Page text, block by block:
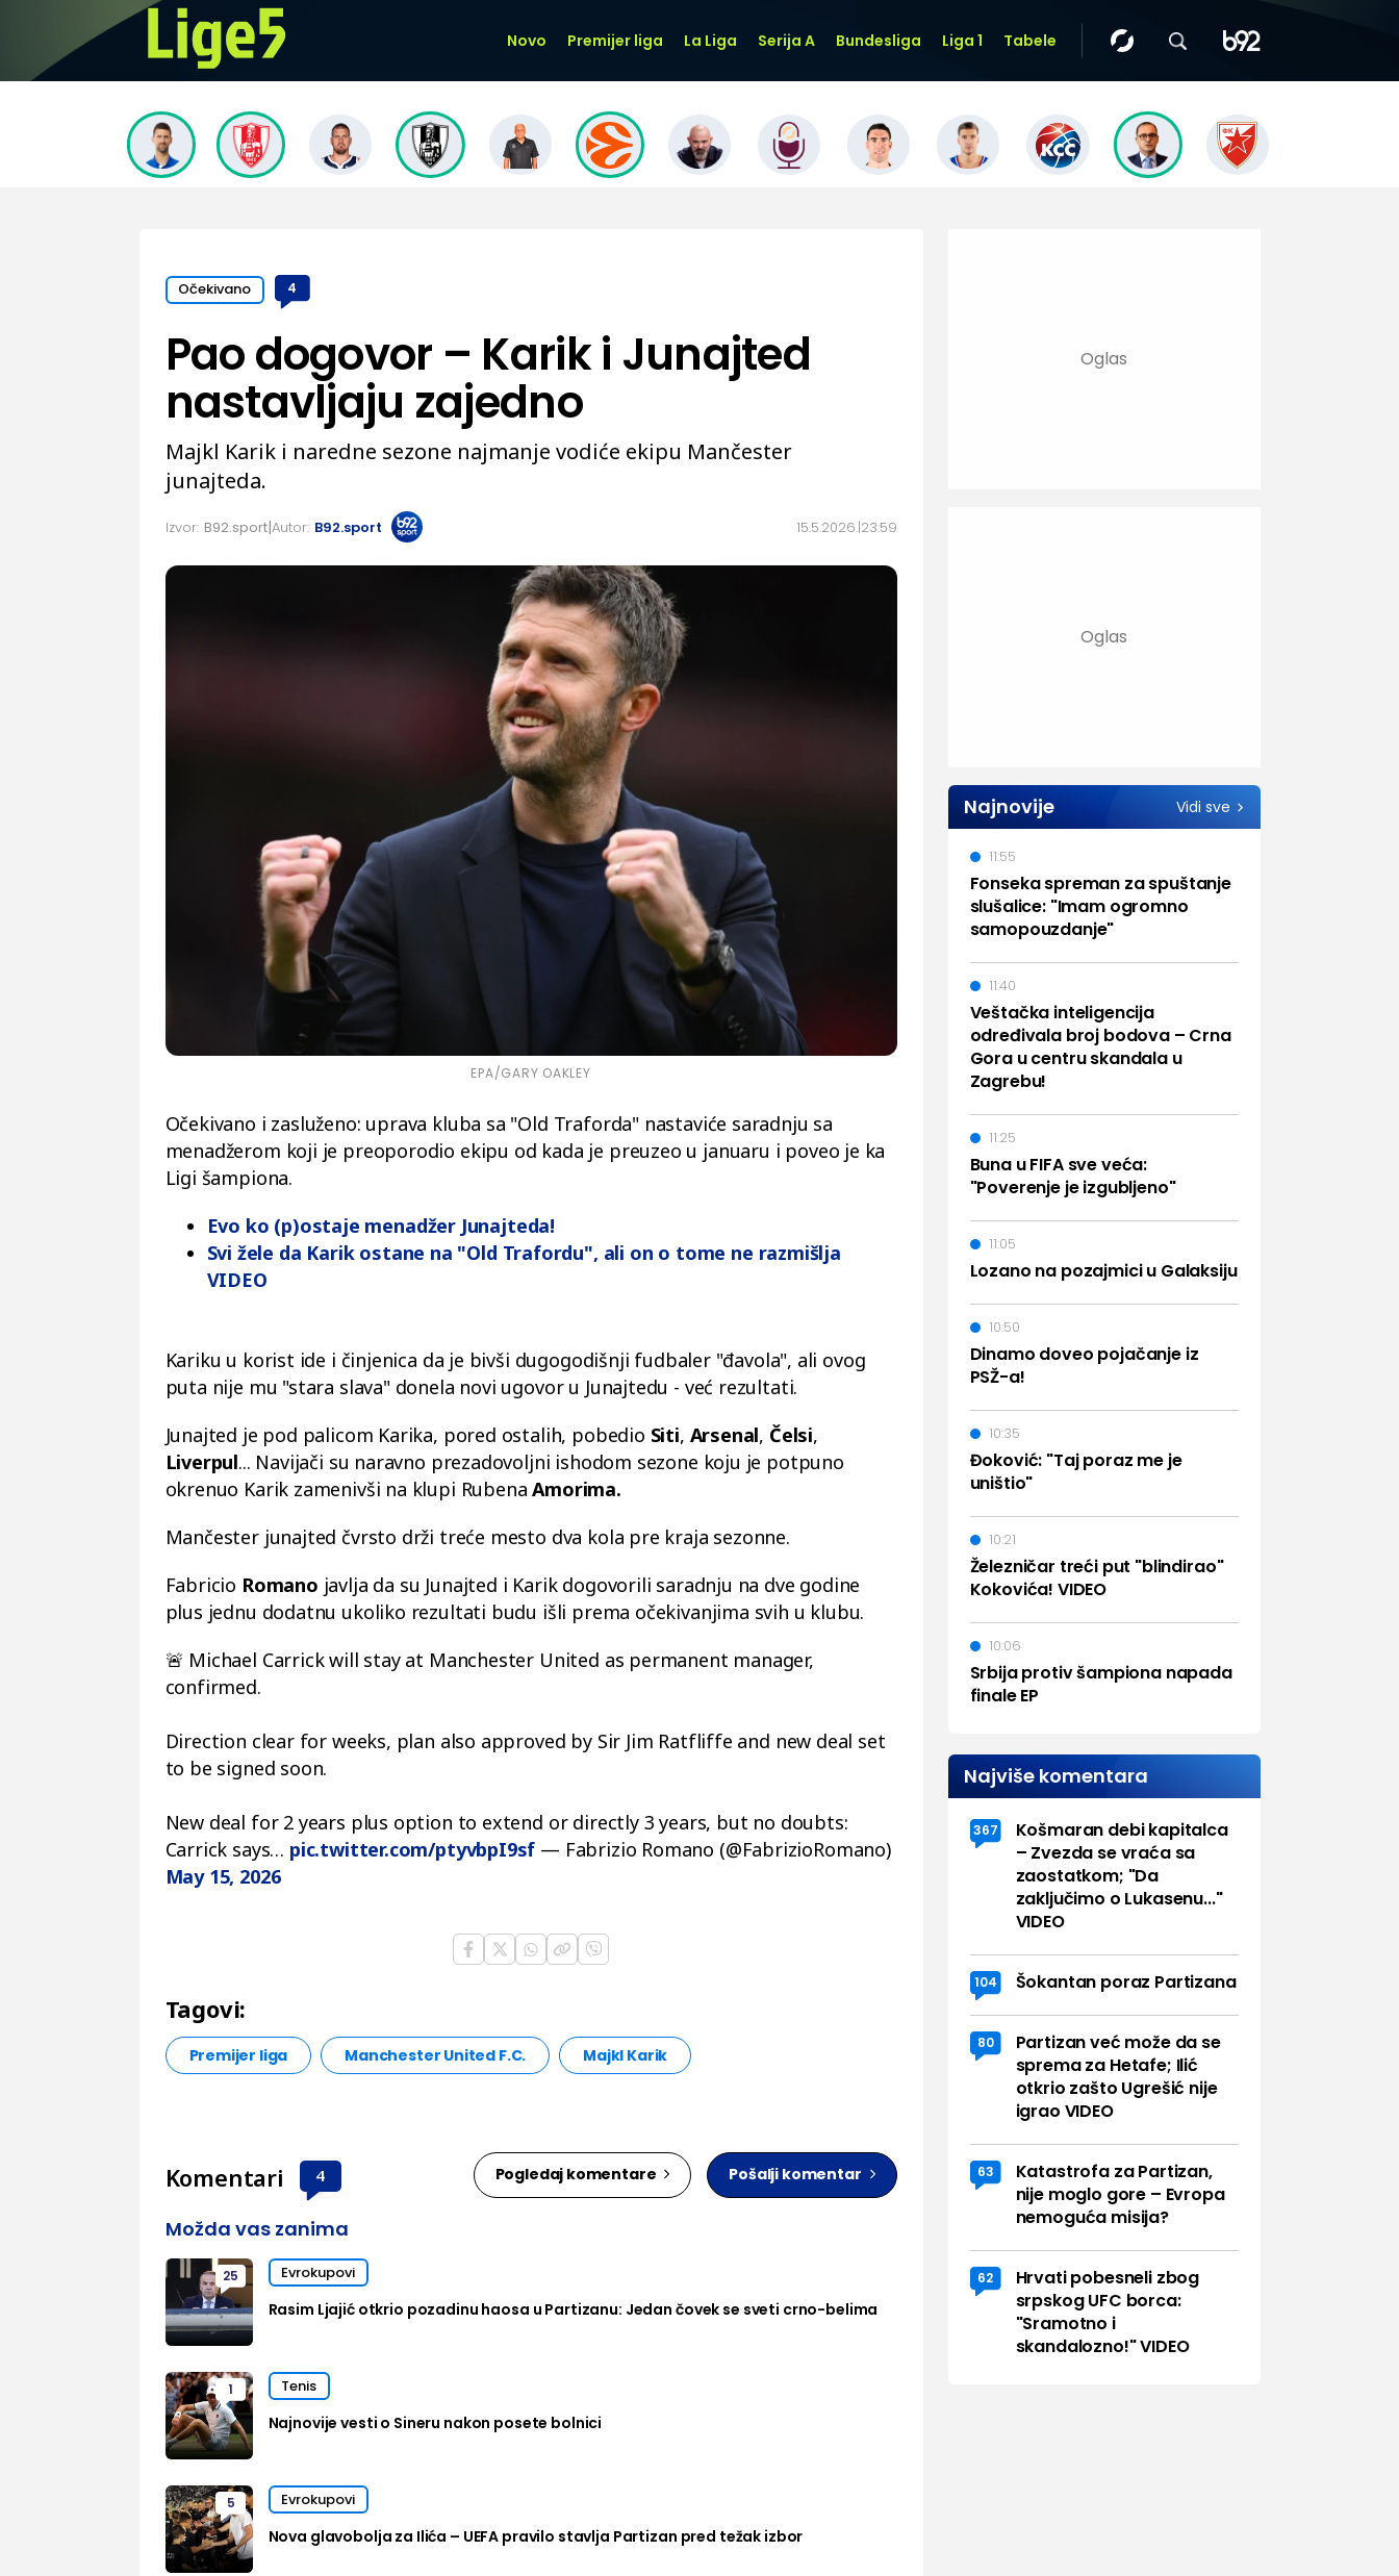
Novo Premijer liga La Liga Serija A Bundesliga Liga 1 Tabele
Očekivano 4
15.5.2026. 23:59
Pao dogovor – Karik i Junajted
nastavljaju zajedno
Majkl Karik i naredne sezone najmanje vodiće ekipu Mančester
junajteda.
Izvor: B92.sport Autor: B92.sport
EPA/GARY OAKLEY
Očekivano i zasluženo: uprava kluba sa "Old Traforda" nastaviće saradnju sa
menadžerom koji je preoporodio ekipu od kada je preuzeo u januaru i poveo je ka
Ligi šampiona.
Evo ko (p)ostaje menadžer Junajteda!
Svi žele da Karik ostane na "Old Trafordu", ali on o tome ne razmišlja
VIDEO
Kariku u korist ide i činjenica da je bivši dugogodišnji fudbaler "đavola", ali ovog
puta nije mu "stara slava" donela novi ugovor u Junajtedu - već rezultati.
Junajted je pod palicom Karika, pored ostalih, pobedio Siti, Arsenal, Čelsi,
Liverpul... Navijači su naravno prezadovoljni ishodom sezone koju je potpuno
okrenuo Karik zamenivši na klupi Rubena Amorima.
Mančester junajted čvrsto drži treće mesto dva kola pre kraja sezonne.
Fabricio Romano javlja da su Junajted i Karik dogovorili saradnju na dve godine
plus jednu dodatnu ukoliko rezultati budu išli prema očekivanjima svih u klubu.
🚨 Michael Carrick will stay at Manchester United as permanent manager,
confirmed.
Direction clear for weeks, plan also approved by Sir Jim Ratfliffe and new deal set
to be signed soon.
New deal for 2 years plus option to extend or directly 3 years, but no doubts:
Carrick says… pic.twitter.com/ptyvbpI9sf — Fabrizio Romano (@FabrizioRomano)
May 15, 2026
Tagovi:
Premijer liga Manchester United F.C. Majkl Karik
Komentari 4 Pogledaj komentare Pošalji komentar
Možda vas zanima
25 Evrokupovi
Rasim Ljajić otkrio pozadinu haosa u Partizanu: Jedan čovek se sveti crno-belima
1 Tenis
Najnovije vesti o Sineru nakon posete bolnici
5 Evrokupovi
Nova glavobolja za Ilića – UEFA pravilo stavlja Partizan pred težak izbor
Najnovije Vidi sve
Fonseka spreman za spuštanje
slušalice: "Imam ogromno
samopouzdanje"
11:55
Veštačka inteligencija
određivala broj bodova – Crna
Gora u centru skandala u
Zagrebu!
11:40
Buna u FIFA sve veća:
"Poverenje je izgubljeno"
11:25
Lozano na pozajmici u Galaksiju
11:05
Dinamo doveo pojačanje iz
PSŽ-a!
10:50
Đoković: "Taj poraz me je
uništio"
10:35
Železničar treći put "blindirao"
Kokovića! VIDEO
10:21
Srbija protiv šampiona napada
finale EP
10:06
Najviše komentara
367
Košmaran debi kapitalca
– Zvezda se vraća sa
zaostatkom; "Da
zaključimo o Lukasenu..."
VIDEO
104 Šokantan poraz Partizana
80
Partizan već može da se
sprema za Hetafe; Ilić
otkrio zašto Ugrešić nije
igrao VIDEO
63
Katastrofa za Partizan,
nije moglo gore – Evropa
nemoguća misija?
62
Hrvati pobesneli zbog
srpskog UFC borca:
"Sramotno i
skandalozno!" VIDEO